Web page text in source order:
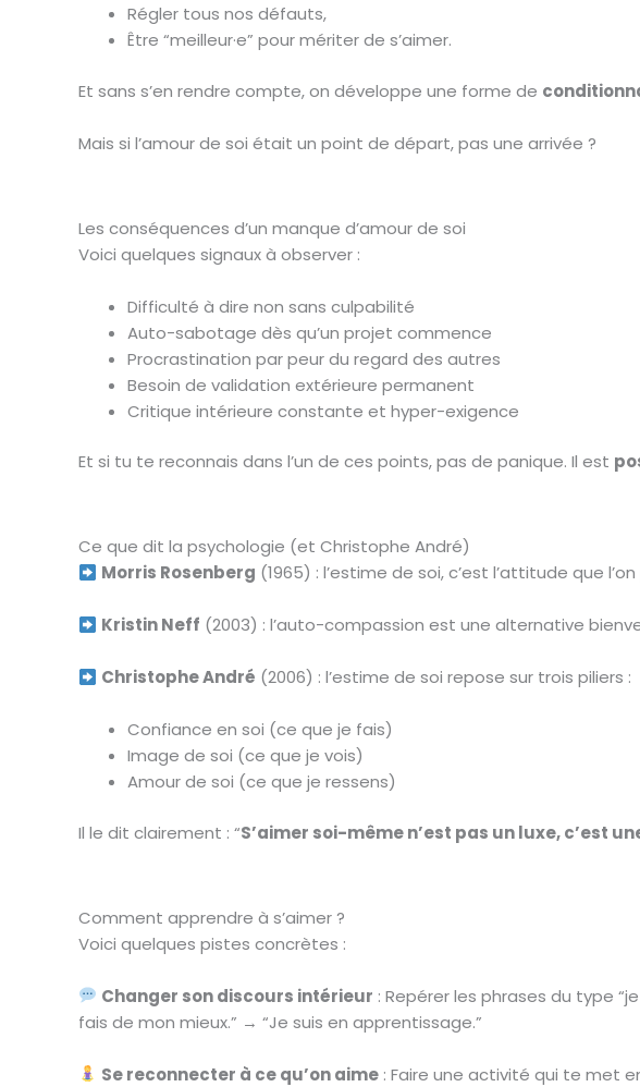
Régler tous nos défauts,
Être “meilleur·e” pour mériter de s’aimer.
Et sans s’en rendre compte, on développe une forme de
Mais si l’amour de soi était un point de départ, pas une arrivée ?
Les conséquences d’un manque d’amour de soi
Voici quelques signaux à observer :
Difficulté à dire non sans culpabilité
Auto-sabotage dès qu’un projet commence
Procrastination par peur du regard des autres
Besoin de validation extérieure permanent
Critique intérieure constante et hyper-exigence
Et si tu te reconnais dans l’un de ces points, pas de panique. Il est
Ce que dit la psychologie (et Christophe André)
Morris Rosenberg (1965) : l’estime de soi, c’est l’attitude que
Kristin Neff (2003) : l’auto-compassion est une alternative
Christophe André (2006) : l’estime de soi repose sur trois piliers :
Confiance en soi (ce que je fais)
Image de soi (ce que je vois)
Amour de soi (ce que je ressens)
Il le dit clairement : “S’aimer soi-même n’est pas un luxe, c’est
Comment apprendre à s’aimer ?
Voici quelques pistes concrètes :
Changer son discours intérieur : Repérer les phrases du type
fais de mon mieux.” → “Je suis en apprentissage.”
Se reconnecter à ce qu’on aime : Faire une activité qui te met